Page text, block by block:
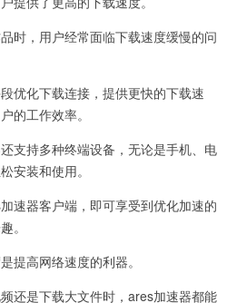
，用户经常面临下载速度缓慢的问
化下载连接，提供更快的下载速
的工作效率。
持多种终端设备，无论是手机、电
安装和使用。
器客户端，即可享受到优化加速的
。
高网络速度的利器。
是下载大文件时，ares加速器都能